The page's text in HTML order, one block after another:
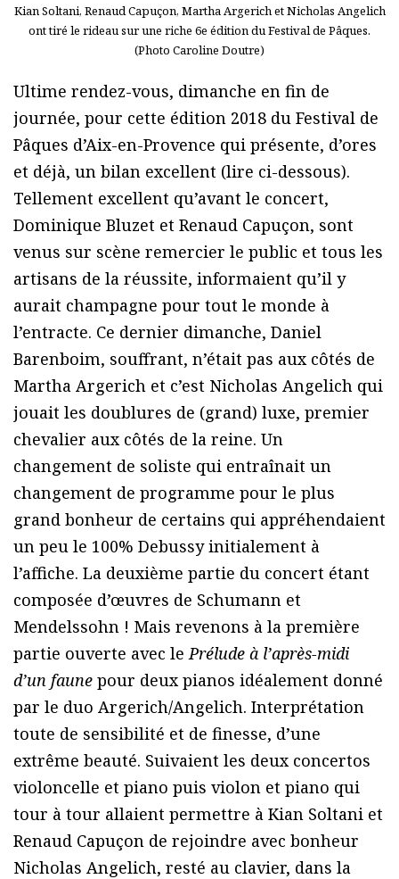
Kian Soltani, Renaud Capuçon, Martha Argerich et Nicholas Angelich
ont tiré le rideau sur une riche 6e édition du Festival de Pâques.
(Photo Caroline Doutre)
Ultime rendez-vous, dimanche en fin de
journée, pour cette édition 2018 du Festival de
Pâques d’Aix-en-Provence qui présente, d’ores
et déjà, un bilan excellent (lire ci-dessous).
Tellement excellent qu’avant le concert,
Dominique Bluzet et Renaud Capuçon, sont
venus sur scène remercier le public et tous les
artisans de la réussite, informaient qu’il y
aurait champagne pour tout le monde à
l’entracte. Ce dernier dimanche, Daniel
Barenboim, souffrant, n’était pas aux côtés de
Martha Argerich et c’est Nicholas Angelich qui
jouait les doublures de (grand) luxe, premier
chevalier aux côtés de la reine. Un
changement de soliste qui entraînait un
changement de programme pour le plus
grand bonheur de certains qui appréhendaient
un peu le 100% Debussy initialement à
l’affiche. La deuxième partie du concert étant
composée d’œuvres de Schumann et
Mendelssohn ! Mais revenons à la première
partie ouverte avec lePrélude à l’après-midi
d’un faune pour deux pianos idéalement donné
par le duo Argerich/Angelich. Interprétation
toute de sensibilité et de finesse, d’une
extrême beauté. Suivaient les deux concertos
violoncelle et piano puis violon et piano qui
tour à tour allaient permettre à Kian Soltani et
Renaud Capuçon de rejoindre avec bonheur
Nicholas Angelich, resté au clavier, dans la